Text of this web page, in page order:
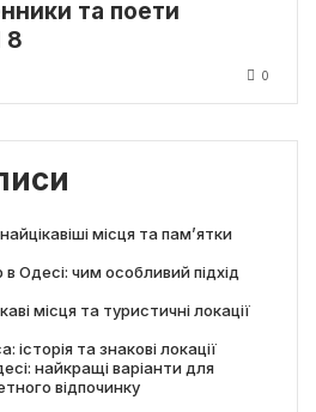
та поети
8
0
місця та пам’ятки
Одесі: чим особливий підхід
місця та туристичні локації
та знакові локації
найкращі варіанти для
відпочинку